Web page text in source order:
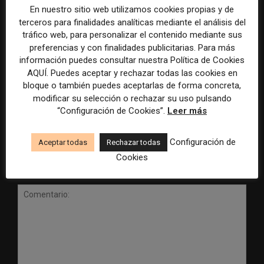
Radio Televisión Madrid
establece un sistema de
control para el uso de la
inteligencia artificial
ADEPA crea un premio
especial para la mejor
cobertura periodística del
Mundial 2026
En nuestro sitio web utilizamos cookies propias y de
terceros para finalidades analíticas mediante el análisis del
tráfico web, para personalizar el contenido mediante sus
preferencias y con finalidades publicitarias. Para más
información puedes consultar nuestra Política de Cookies
AQUÍ. Puedes aceptar y rechazar todas las cookies en
bloque o también puedes aceptarlas de forma concreta,
modificar su selección o rechazar su uso pulsando
“Configuración de Cookies”. Leer más
Aceptar todas Rechazar todas
Configuración de
Cookies